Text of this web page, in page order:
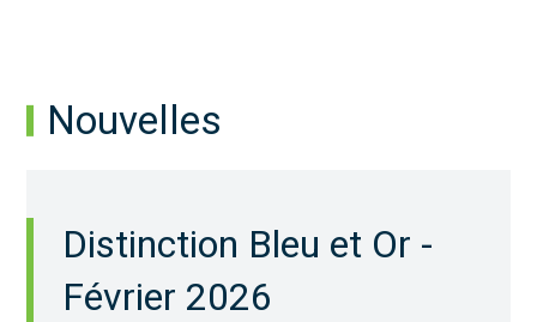
Nouvelles
Distinction Bleu et Or -
Février 2026